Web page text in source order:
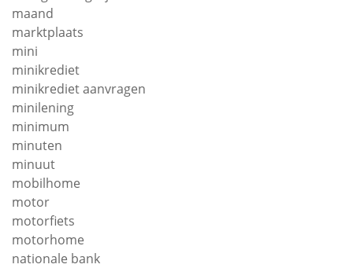
maand
marktplaats
mini
minikrediet
minikrediet aanvragen
minilening
minimum
minuten
minuut
mobilhome
motor
motorfiets
motorhome
nationale bank